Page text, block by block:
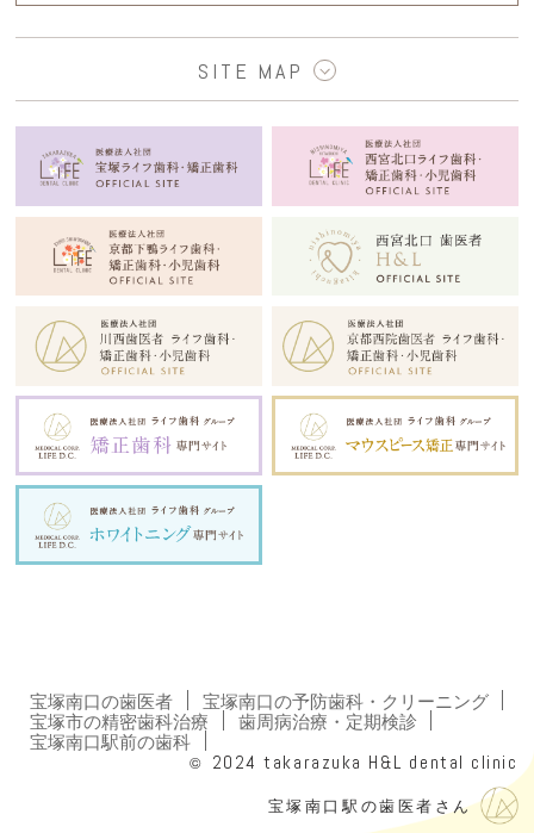
SITE MAP
宝塚南口の歯医者
宝塚南口の予防歯科・クリーニング
宝塚市の精密歯科治療
歯周病治療・定期検診
宝塚南口駅前の歯科
© 2024 takarazuka H&L dental clinic
宝塚南口駅の歯医者さん